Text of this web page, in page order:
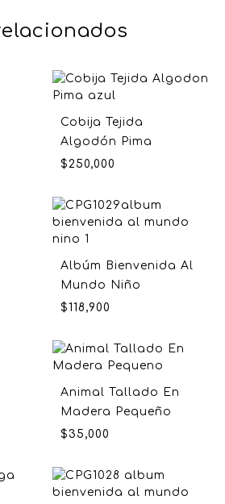
Cobija Tejida
Algodón Pima
$ 250,000
Albúm Bienvenida Al
Mundo Niño
$118,900
Animal Tallado En
Madera Pequeño
$35,000